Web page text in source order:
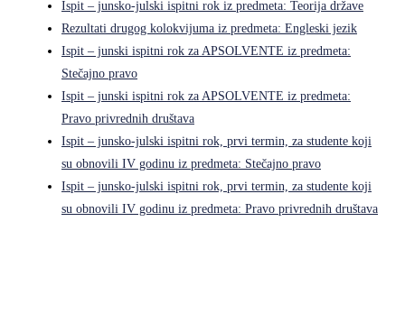
Ispit – junsko-julski ispitni rok iz predmeta: Teorija države
Rezultati drugog kolokvijuma iz predmeta: Engleski jezik
Ispit – junski ispitni rok za APSOLVENTE iz predmeta:
Stečajno pravo
Ispit – junski ispitni rok za APSOLVENTE iz predmeta:
Pravo privrednih društava
Ispit – junsko-julski ispitni rok, prvi termin, za studente koji
su obnovili IV godinu iz predmeta: Stečajno pravo
Ispit – junsko-julski ispitni rok, prvi termin, za studente koji
su obnovili IV godinu iz predmeta: Pravo privrednih društava